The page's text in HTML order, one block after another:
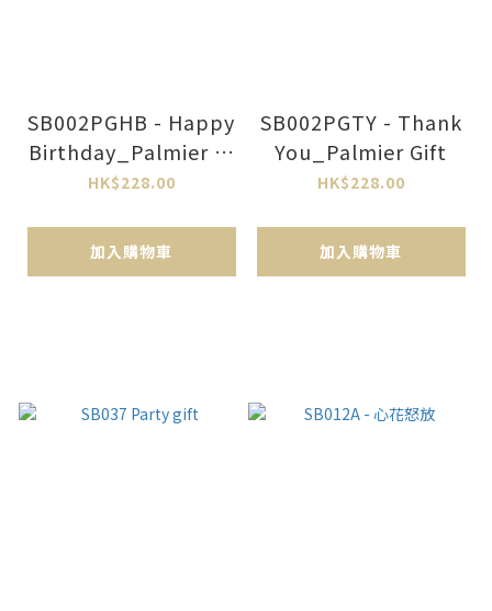
SB002PGHB - Happy
Birthday_Palmier Gi
ft
HK$228.00
加入購物車
SB002PGTY - Thank
You_Palmier Gift
HK$228.00
加入購物車